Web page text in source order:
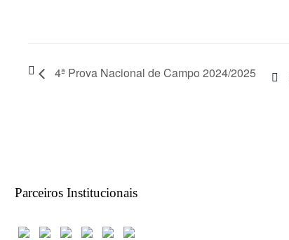
4ª Prova Nacional de Campo 2024/2025
Parceiros Institucionais